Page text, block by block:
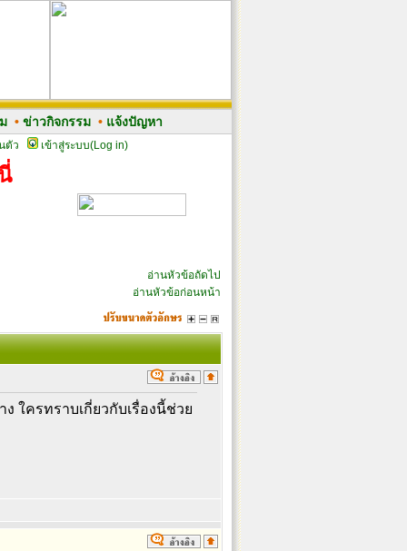
• ข่าวกิจกรรม• แจ้งปัญหา
ตัว เข้าสู่ระบบ(Log in)
อ่านหัวข้อถัดไป
อ่านหัวข้อก่อนหน้า
ใครทราบเกี่ยวกับเรื่องนี้ช่วย